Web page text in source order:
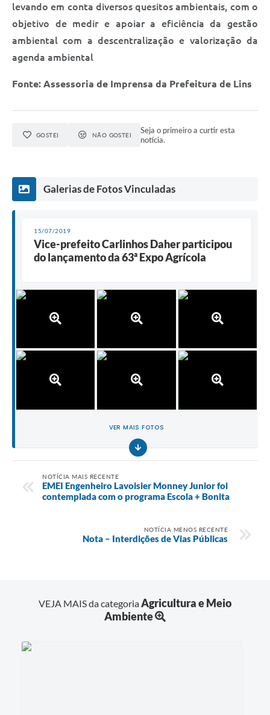
levando em conta diversos quesitos ambientais, com o
objetivo de medir e apoiar a eficiência da gestão
ambiental com a descentralização e valorização da
agenda ambiental
Fonte: Assessoria de Imprensa da Prefeitura de Lins
GOSTEI NÃO GOSTEI
Seja o primeiro a curtir esta
notícia.
Galerias de Fotos Vinculadas
15/07/2019
Vice-prefeito Carlinhos Daher participou
do lançamento da 63ª Expo Agrícola
VER MAIS FOTOS
NOTÍCIA MAIS RECENTE
EMEI Engenheiro Lavoisier Monney Junior foi
contemplada com o programa Escola + Bonita
NOTÍCIA MENOS RECENTE
Nota – Interdições de Vias Públicas
VEJA MAIS da categoriaAgricultura e Meio
Ambiente